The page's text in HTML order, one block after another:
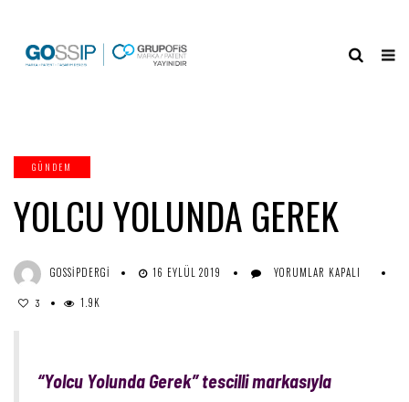
GÜNDEM
YOLCU YOLUNDA GEREK
GOSSIPDERGI 16 EYLÜL 2019
YOLCU
YORUMLAR KAPALI
3 1.9K
“Yolcu Yolunda Gerek” tescilli markasıyla